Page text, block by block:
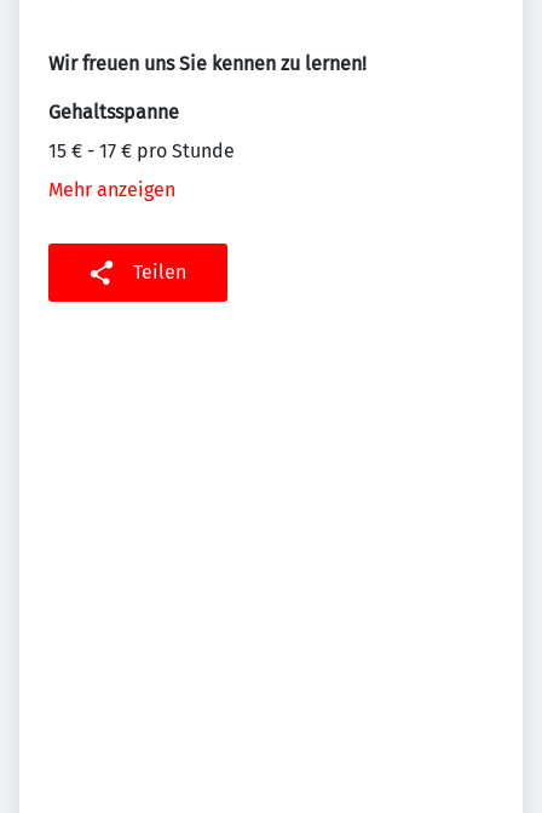
Wir freuen uns Sie kennen zu lernen!
Gehaltsspanne
15 € - 17 € pro Stunde
Mehr anzeigen
Teilen